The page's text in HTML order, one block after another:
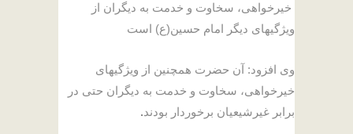
خیرخواهی، سخاوت و خدمت به دیگران از
ویژگیهای دیگر امام حسین(ع) است
وی افزود: آن حضرت همچنین از ویژگیهای
خیرخواهی، سخاوت و خدمت به دیگران حتی در
برابر غیرشیعیان برخوردار بودند .